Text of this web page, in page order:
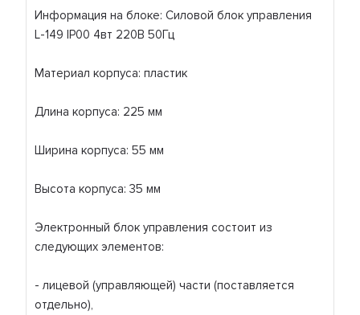
Информация на блоке: Силовой блок управления
L-149 IP00 4вт 220В 50Гц
Материал корпуса: пластик
Длина корпуса: 225 мм
Ширина корпуса: 55 мм
Высота корпуса: 35 мм
Электронный блок управления состоит из
следующих элементов:
- лицевой (управляющей) части (поставляется
отдельно),